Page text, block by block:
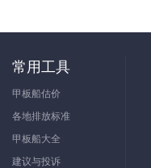
常用工具
甲板船估价
各地排放标准
甲板船大全
建议与投诉